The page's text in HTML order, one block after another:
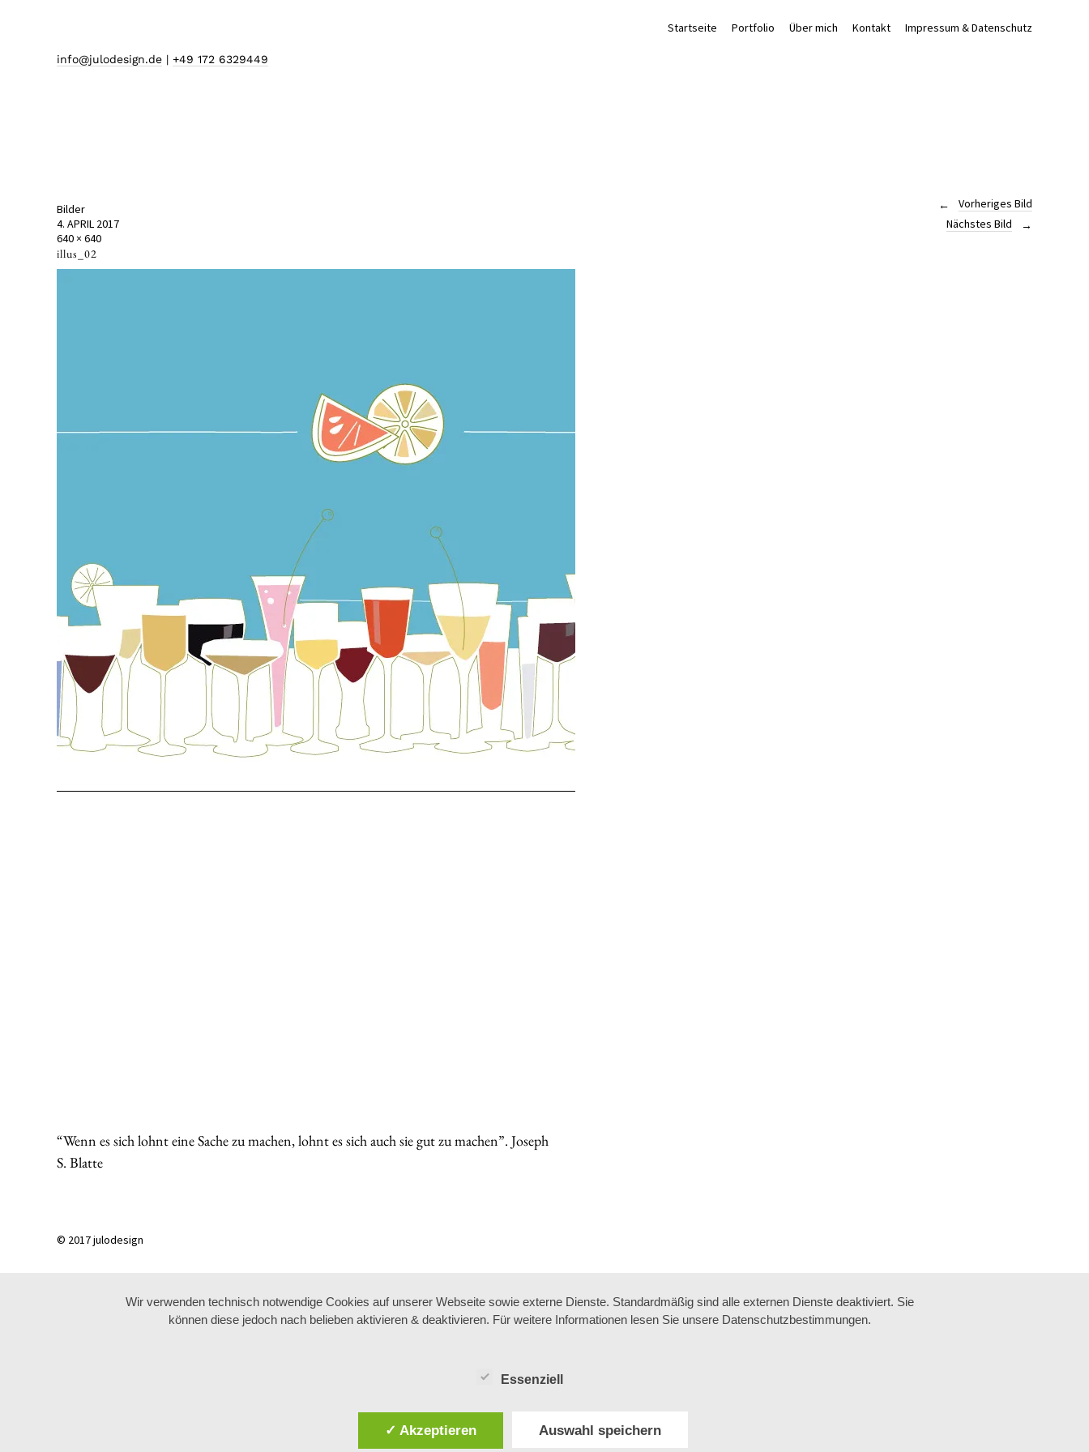
Startseite Portfolio Über mich Kontakt Impressum & Datenschutz
info@julodesign.de | +49 172 6329449
Bilder
4. APRIL 2017
640 × 640
illus_02
Nächstes Bild
Vorheriges Bild
“Wenn es sich lohnt eine Sache zu machen, lohnt es sich auch sie gut zu machen”. Joseph
S. Blatte
© 2017 julodesign
Wir verwenden technisch notwendige Cookies auf unserer Webseite sowie externe Dienste. Standardmäßig sind alle externen Dienste deaktiviert. Sie
können diese jedoch nach belieben aktivieren & deaktivieren. Für weitere Informationen lesen Sie unsere Datenschutzbestimmungen.
Essenziell
✓ Akzeptieren Auswahl speichern